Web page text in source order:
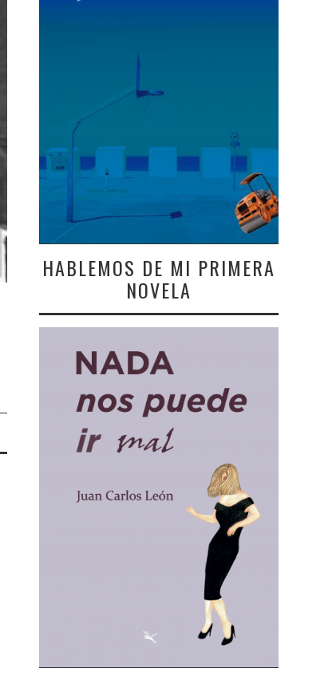
HABLEMOS DE MI PRIMERA
NOVELA